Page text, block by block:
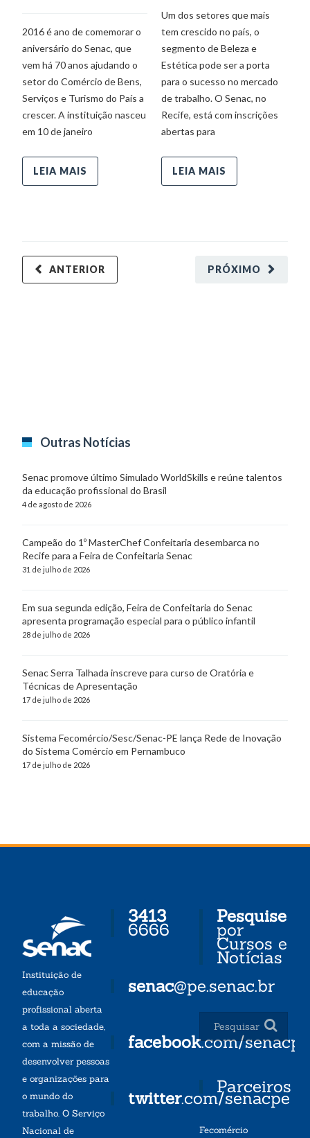
2016 é ano de comemorar o
aniversário do Senac, que
vem há 70 anos ajudando o
setor do Comércio de Bens,
Serviços e Turismo do País a
crescer. A instituição nasceu
em 10 de janeiro
LEIA MAIS
Um dos setores que mais
tem crescido no país, o
segmento de Beleza e
Estética pode ser a porta
para o sucesso no mercado
de trabalho. O Senac, no
Recife, está com inscrições
abertas para
LEIA MAIS
PRÓXIMO
ANTERIOR
Outras Notícias
Senac promove último Simulado WorldSkills e reúne talentos
da educação profissional do Brasil
4 de agosto de 2026
Campeão do 1º MasterChef Confeitaria desembarca no
Recife para a Feira de Confeitaria Senac
31 de julho de 2026
Em sua segunda edição, Feira de Confeitaria do Senac
apresenta programação especial para o público infantil
28 de julho de 2026
Senac Serra Talhada inscreve para curso de Oratória e
Técnicas de Apresentação
17 de julho de 2026
Sistema Fecomércio/Sesc/Senac-PE lança Rede de Inovação
do Sistema Comércio em Pernambuco
17 de julho de 2026
Instituição de
educação
profissional aberta
a toda a sociedade,
com a missão de
desenvolver pessoas
e organizações para
o mundo do
trabalho. O Serviço
Nacional de
3413
6666
senac@pe.senac.br
facebook.com/senacpe
twitter.com/senacpe
Pesquise
por
Cursos e
Notícias
Parceiros
Fecomércio